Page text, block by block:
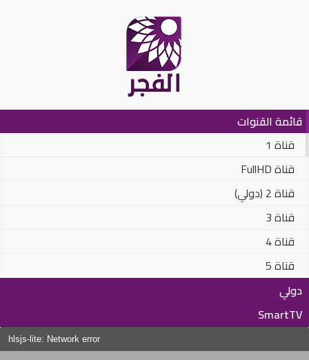
قائمة القنوات
قناة 1
FullHD قناة
قناة 2 (دولي)
قناة 3
قناة 4
قناة 5
دولي
SmartTV
hlsjs-lite: Network error